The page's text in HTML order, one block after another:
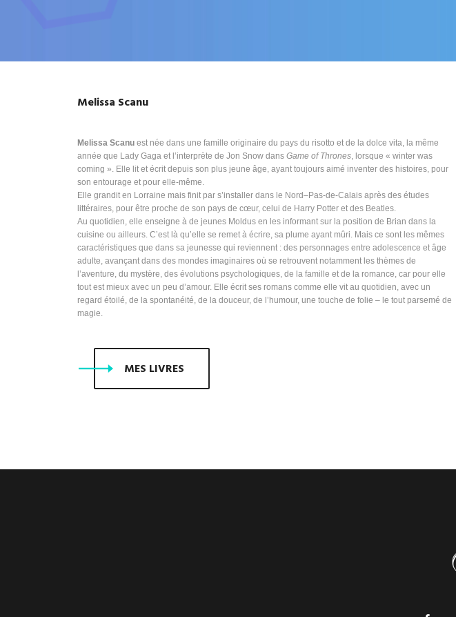
Melissa Scanu
Melissa Scanu est née dans une famille originaire du pays du risotto et de la dolce vita, la même
année que Lady Gaga et l’interprète de Jon Snow dans Game of Thrones, lorsque « winter was
coming ». Elle lit et écrit depuis son plus jeune âge, ayant toujours aimé inventer des histoires, pour
son entourage et pour elle-même.
Elle grandit en Lorraine mais finit par s’installer dans le Nord–Pas-de-Calais après des études
littéraires, pour être proche de son pays de cœur, celui de Harry Potter et des Beatles.
Au quotidien, elle enseigne à de jeunes Moldus en les informant sur la position de Brian dans la
cuisine ou ailleurs. C’est là qu’elle se remet à écrire, sa plume ayant mûri. Mais ce sont les mêmes
caractéristiques que dans sa jeunesse qui reviennent : des personnages entre adolescence et âge
adulte, avançant dans des mondes imaginaires où se retrouvent notamment les thèmes de
l’aventure, du mystère, des évolutions psychologiques, de la famille et de la romance, car pour elle
tout est mieux avec un peu d’amour. Elle écrit ses romans comme elle vit au quotidien, avec un
regard étoilé, de la spontanéité, de la douceur, de l’humour, une touche de folie – le tout parsemé de
magie.
MES LIVRES